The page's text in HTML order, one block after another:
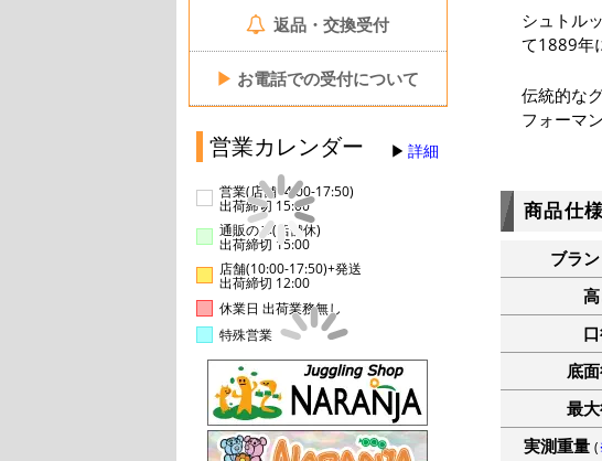
返品・交換受付
▶ お電話での受付について
営業カレンダー 詳細
営業(店舗14:00-17:50)
出荷締切 15:00
通販のみ(店舗休)
出荷締切 15:00
店舗(10:00-17:50)+発送
出荷締切 12:00
休業日 出荷業務無し
特殊営業
シュトル
て1889年
伝統的な
フォーマ
商品仕
ブラ
底
最
実測重量 (